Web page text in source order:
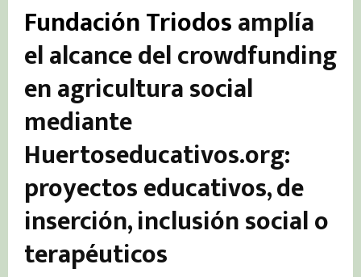
Fundación Triodosamplía
el alcance del crowdfunding
en agricultura social
mediante
Huertoseducativos.org:
proyectos educativos, de
inserción, inclusión social o
terapéuticos